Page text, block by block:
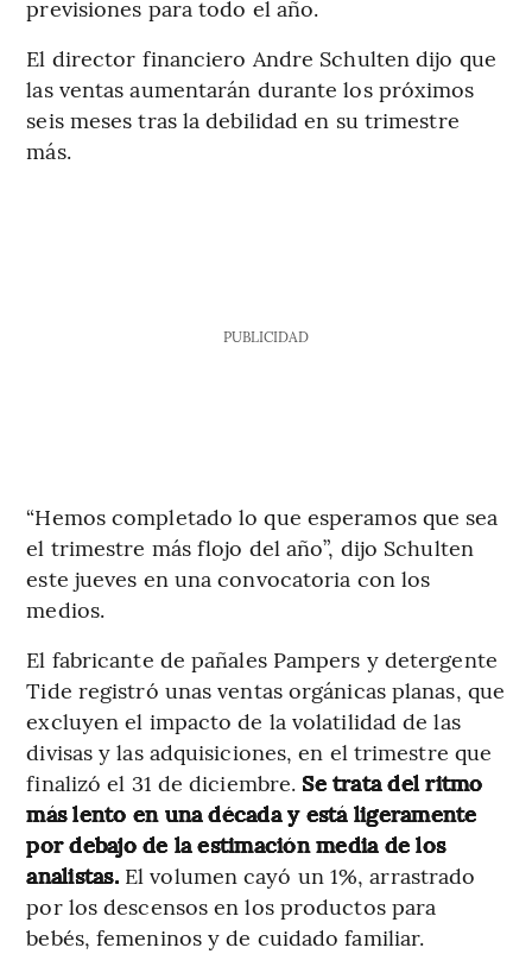
previsiones para todo el año.
El director financiero Andre Schulten dijo que
las ventas aumentarán durante los próximos
seis meses tras la debilidad en su trimestre
más.
PUBLICIDAD
“Hemos completado lo que esperamos que sea
el trimestre más flojo del año”, dijo Schulten
este jueves en una convocatoria con los
medios.
El fabricante de pañales Pampers y detergente
Tide registró unas ventas orgánicas planas, que
excluyen el impacto de la volatilidad de las
divisas y las adquisiciones, en el trimestre que
finalizó el 31 de diciembre. Se trata del ritmo
más lento en una década y está ligeramente
por debajo de la estimación media de los
analistas. El volumen cayó un 1%, arrastrado
por los descensos en los productos para
bebés, femeninos y de cuidado familiar.